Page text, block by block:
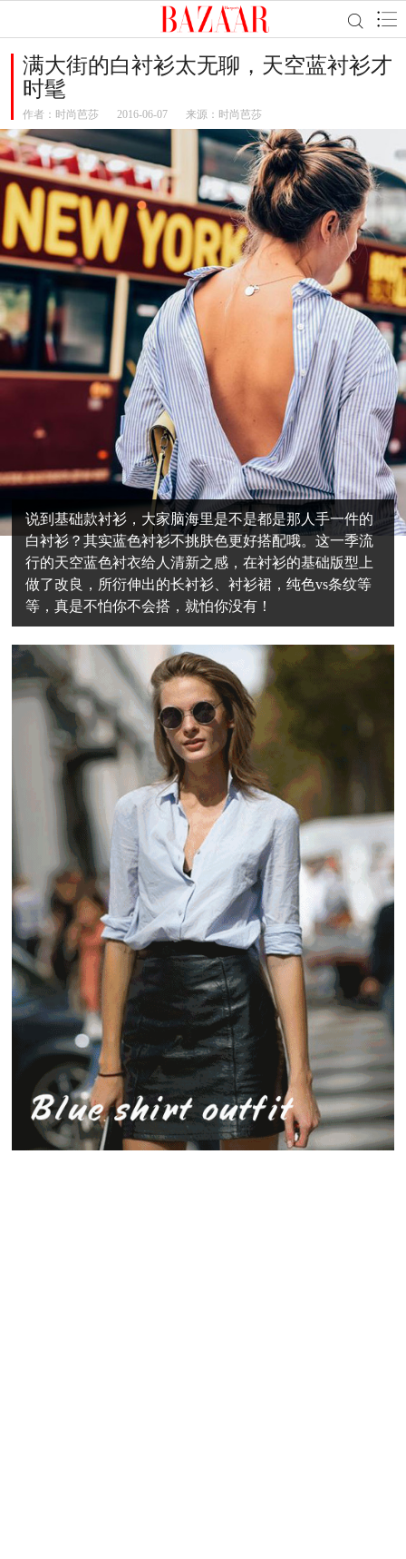
满大街的白衬衫太无聊，天空蓝衬衫才
时髦
作者： 时尚芭莎 2016-06-07 来源：时尚芭莎
说到基础款衬衫，大家脑海里是不是都是那人手一件的
白衬衫？其实蓝色衬衫不挑肤色更好搭配哦。这一季流
行的天空蓝色衬衣给人清新之感，在衬衫的基础版型上
做了改良，所衍伸出的长衬衫、衬衫裙，纯色vs条纹等
等，真是不怕你不会搭，就怕你没有！